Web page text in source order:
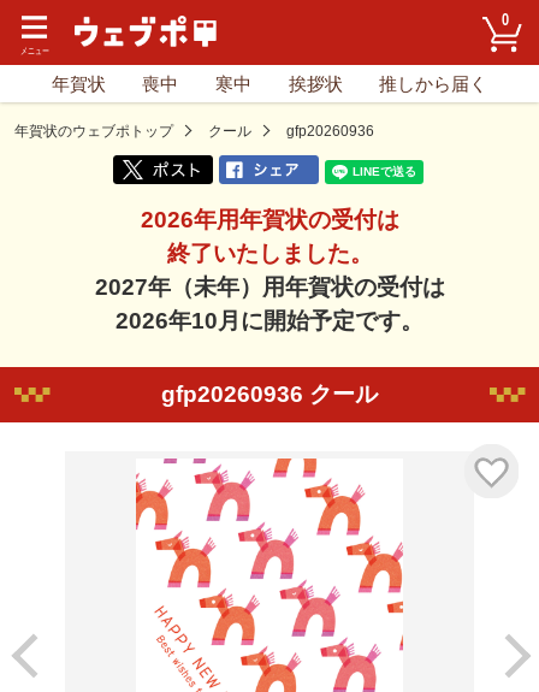
0
年賀状 喪中 寒中 挨拶状 推しから届く
年賀状のウェブポトップ クール gfp20260936
2026年用年賀状の受付は
終了いたしました。
2027年（未年）用年賀状の受付は
2026年10月に開始予定です。
gfp20260936 クール